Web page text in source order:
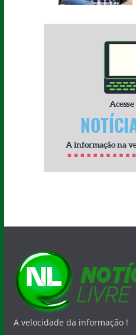
A velocidade da informação !